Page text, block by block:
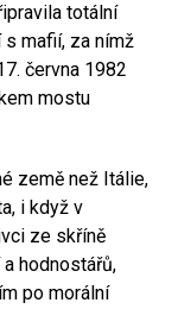
totální
s mafií, za nímž
června 1982
mostu
země než Itálie,
i když v
ze skříně
hodnostářů,
po morální